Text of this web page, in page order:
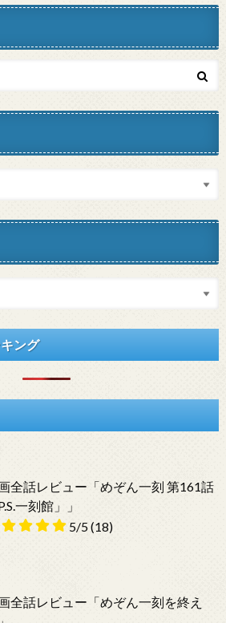
ング
全話レビュー「めぞん一刻 第161話
一刻館」」
5/5(18)
全話レビュー「めぞん一刻を終え